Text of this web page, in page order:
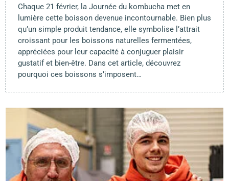
Chaque 21 février, la Journée du kombucha met en
lumière cette boisson devenue incontournable. Bien plus
qu’un simple produit tendance, elle symbolise l’attrait
croissant pour les boissons naturelles fermentées,
appréciées pour leur capacité à conjuguer plaisir
gustatif et bien-être. Dans cet article, découvrez
pourquoi ces boissons s’imposent…